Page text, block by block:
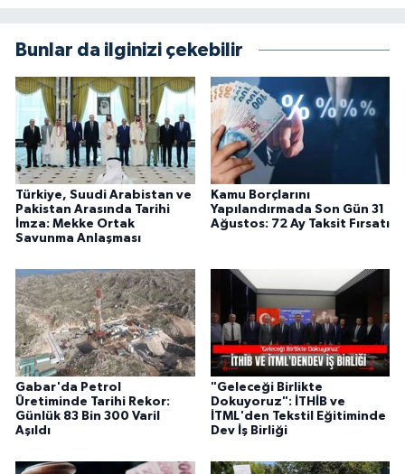
Bunlar da ilginizi çekebilir
Türkiye, Suudi Arabistan ve
Pakistan Arasında Tarihi
İmza: Mekke Ortak
Savunma Anlaşması
Kamu Borçlarını
Yapılandırmada Son Gün 31
Ağustos: 72 Ay Taksit Fırsatı
Gabar'da Petrol
Üretiminde Tarihi Rekor:
Günlük 83 Bin 300 Varil
Aşıldı
"Geleceği Birlikte
Dokuyoruz": İTHİB ve
İTML'den Tekstil Eğitiminde
Dev İş Birliği